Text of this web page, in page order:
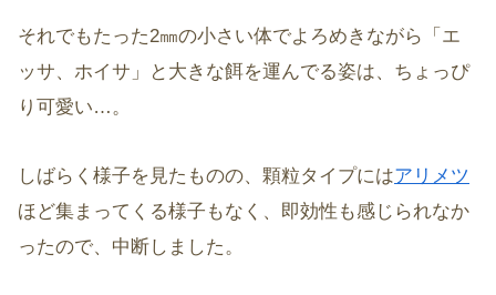
それでもたった2㎜の小さい体でよろめきながら「エ
ッサ、ホイサ」と大きな餌を運んでる姿は、ちょっぴ
り可愛い…。
しばらく様子を見たものの、顆粒タイプにはアリメツ
ほど集まってくる様子もなく、即効性も感じられなか
ったので、中断しました。